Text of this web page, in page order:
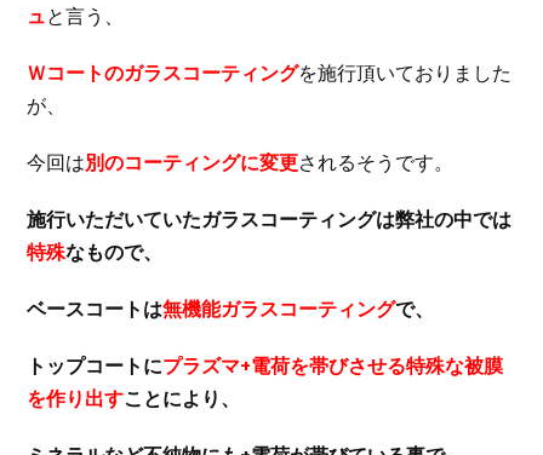
ュと言う、
Ｗコートのガラスコーティングを施行頂いておりました
が、
今回は別のコーティングに変更されるそうです。
施行いただいていたガラスコーティングは弊社の中では
特殊なもので、
ベースコートは無機能ガラスコーティングで、
トップコートにプラズマ+電荷を帯びさせる特殊な被膜
を作り出すことにより、